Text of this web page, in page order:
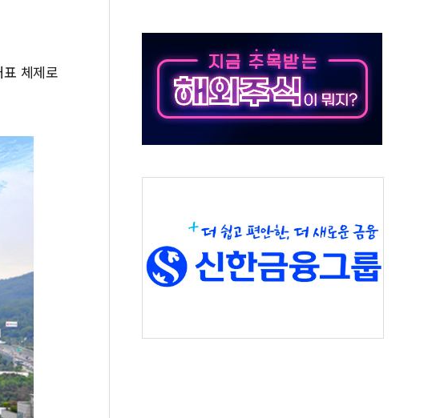
"역대급 폭염에 고단열 인테리어 관심 급증"
'초과근무 수당' 챙긴 경찰관 2명 송치
체제로